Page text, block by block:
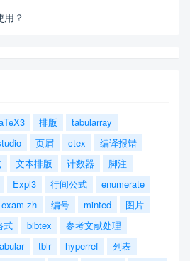
？
排版
tabularray
页眉 ctex
编译报错
文本排版 计数器
脚注
Expl3 行间公式
enumerate
exam-zh 编号 minted
图片
式 bibtex
参考文献处理
tblr hyperref
列表